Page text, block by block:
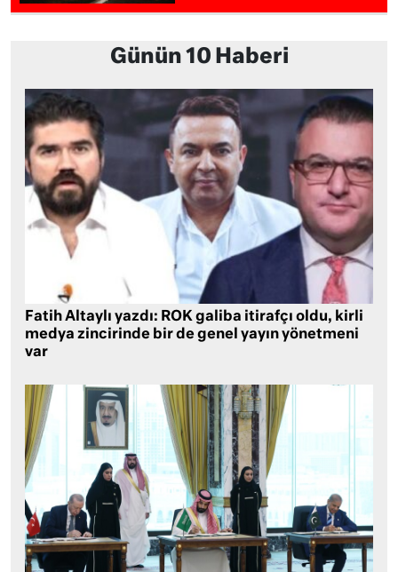
Günün 10 Haberi
Fatih Altaylı yazdı: ROK galiba itirafçı oldu, kirli
medya zincirinde bir de genel yayın yönetmeni
var